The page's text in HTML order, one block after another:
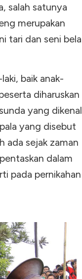
salah satunya
merupakan
tari dan seni bela
baik anak-
diharuskan
yang dikenal
yang disebut
ada sejak zaman
dalam
pada pernikahan